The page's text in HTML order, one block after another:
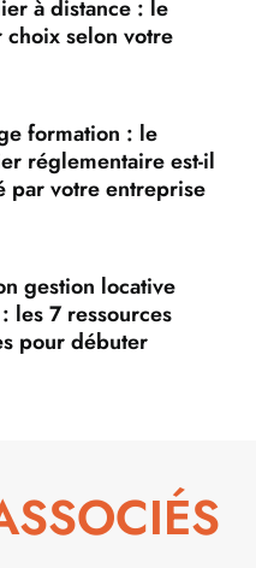
à distance : le
selon votre
formation : le
réglementaire est-il
par votre entreprise
gestion locative
les 7 ressources
pour débuter